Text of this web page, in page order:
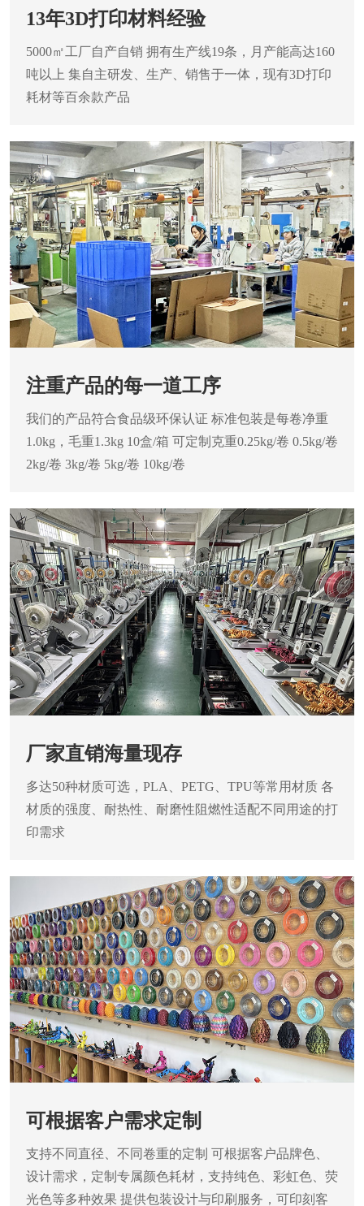
13年3D打印材料经验
5000㎡工厂自产自销 拥有生产线19条，月产能高达160
吨以上 集自主研发、生产、销售于一体，现有3D打印
耗材等百余款产品
注重产品的每一道工序
我们的产品符合食品级环保认证 标准包装是每卷净重
1.0kg，毛重1.3kg 10盒/箱 可定制克重0.25kg/卷 0.5kg/卷
2kg/卷 3kg/卷 5kg/卷 10kg/卷
厂家直销海量现存
多达50种材质可选，PLA、PETG、TPU等常用材质 各
材质的强度、耐热性、耐磨性阻燃性适配不同用途的打
印需求
可根据客户需求定制
支持不同直径、不同卷重的定制 可根据客户品牌色、
设计需求，定制专属颜色耗材，支持纯色、彩虹色、荧
光色等多种效果 提供包装设计与印刷服务，可印刻客